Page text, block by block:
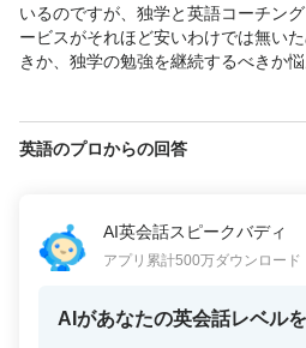
いるのですが、独学と英語コーチン
ービスがそれほど安いわけでは無い
きか、独学の勉強を継続するべきか悩
英語のプロからの回答
AI英会話スピークバディ
アプリ累計500万ダウンロード
AIがあなたの英会話レベル